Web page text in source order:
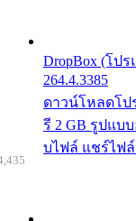
DropBox (โป
264.4.3385
ดาวน์โหลดโป
รี 2 GB รูปแบ
บไฟล์ แชร์ไฟ